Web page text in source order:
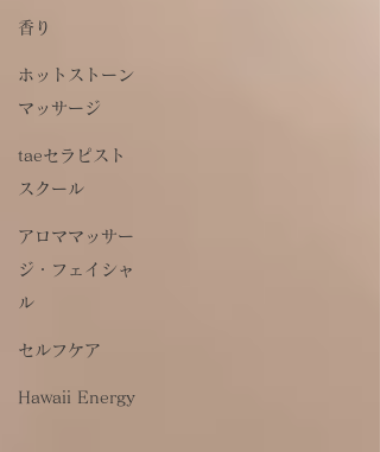
香り
ホットストーン
マッサージ
taeセラピスト
スクール
アロママッサー
ジ・フェイシャ
ル
セルフケア
Hawaii Energy